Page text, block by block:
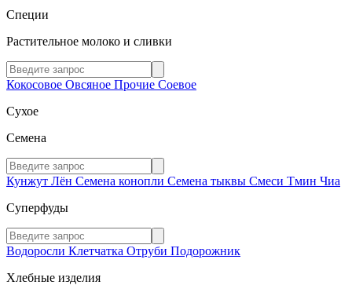
Специи
Растительное молоко и сливки
Кокосовое Овсяное Прочие Соевое
Сухое
Семена
Кунжут Лён Семена конопли Семена тыквы Смеси Тмин Чиа
Суперфуды
Водоросли Клетчатка Отруби Подорожник
Хлебные изделия